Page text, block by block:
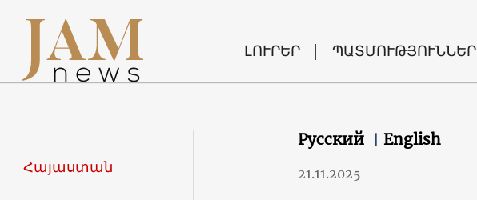
ԼՈՒՐԵՐ ՊԱՏՄՈՒԹՅՈՒՆՆԵՐ
Հայաստան
Русский English
21.11.2025